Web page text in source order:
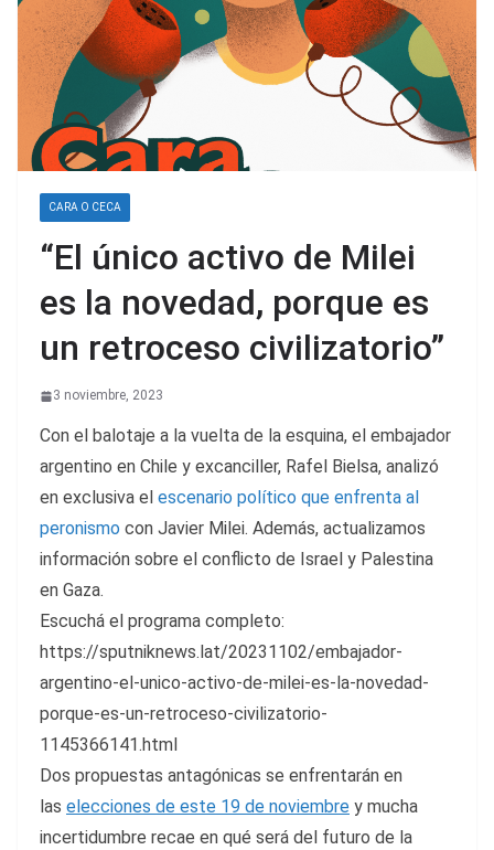
CARA O CECA
“El único activo de Milei
es la novedad, porque es
un retroceso civilizatorio”
3 noviembre, 2023
Con el balotaje a la vuelta de la esquina, el embajador
argentino en Chile y excanciller, Rafel Bielsa, analizó
en exclusiva el escenario político que enfrenta al
peronismo con Javier Milei. Además, actualizamos
información sobre el conflicto de Israel y Palestina
en Gaza.
Escuchá el programa completo:
https://sputniknews.lat/20231102/embajador-
argentino-el-unico-activo-de-milei-es-la-novedad-
porque-es-un-retroceso-civilizatorio-
1145366141.html
Dos propuestas antagónicas se enfrentarán en
las elecciones de este 19 de noviembre y mucha
incertidumbre recae en qué será del futuro de la